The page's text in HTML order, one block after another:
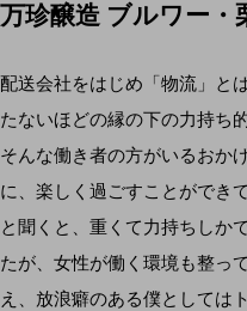
万珍醸造 ブルワー・
配送会社をはじめ「物流」と
たないほどの縁の下の力持ち
そんな働き者の方がいるおか
に、楽しく過ごすことができ
と聞くと、重くて力持ちしか
たが、女性が働く環境も整っ
え、放浪癖のある僕としては